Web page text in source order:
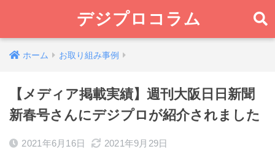
デジプロコラム
ホーム お取り組み事例
【メディア掲載実績】週刊大阪日日新聞
新春号さんにデジプロが紹介されました
2021年6月16日 2021年9月29日